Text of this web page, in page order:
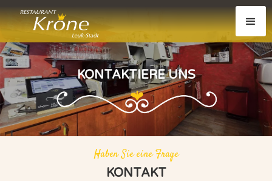
KONTAKTIERE UNS
Haben Sie eine Frage
KONTAKT